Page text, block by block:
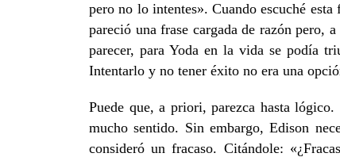
pero no lo intentes». Cuando escuché
pareció una frase cargada de razón pero,
parecer, para Yoda en la vida se podía
Intentarlo y no tener éxito no era una
Puede que, a priori, parezca hasta
mucho sentido. Sin embargo, Edison
consideró un fracaso. Citándole: